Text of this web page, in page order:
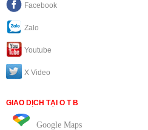
Facebook
Zalo
Youtube
X Video
GIAO DỊCH TẠI O T B
Google Maps